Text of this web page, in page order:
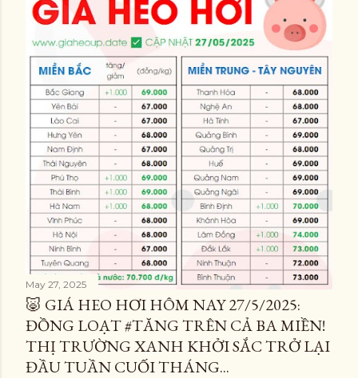
May 27, 2025
🐷 GIÁ HEO HƠI HÔM NAY 27/5/2025:
ĐỒNG LOẠT #TĂNG TRÊN CẢ BA MIỀN!
THỊ TRƯỜNG XANH KHỞI SẮC TRỞ LẠI
ĐẦU TUẦN CUỐI THÁNG...